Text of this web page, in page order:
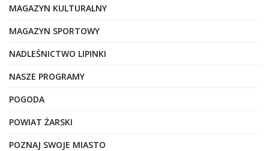
MAGAZYN KULTURALNY
MAGAZYN SPORTOWY
NADLEŚNICTWO LIPINKI
NASZE PROGRAMY
POGODA
POWIAT ŻARSKI
POZNAJ SWOJE MIASTO